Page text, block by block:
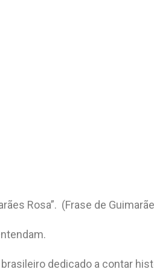
Rosa”. (Frase de
dedicado a contar